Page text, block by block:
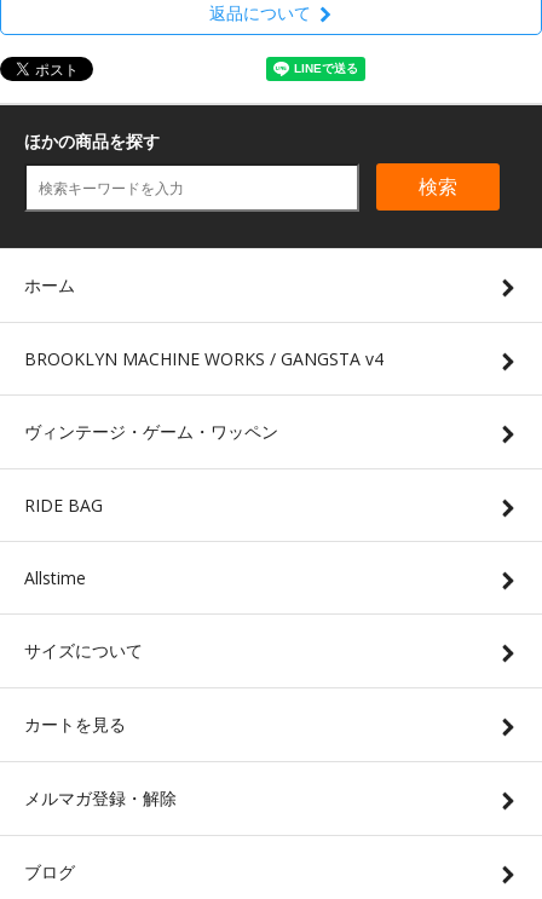
返品について
ほかの商品を探す
検索
ホーム
BROOKLYN MACHINE WORKS / GANGSTA v4
ヴィンテージ・ゲーム・ワッペン
RIDE BAG
Allstime
サイズについて
カートを見る
メルマガ登録・解除
ブログ